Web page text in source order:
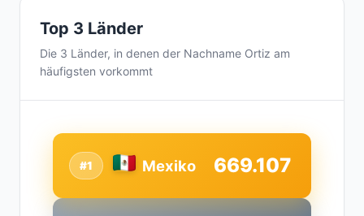
Top 3 Länder
Die 3 Länder, in denen der Nachname Ortiz am
häufigsten vorkommt
#1 Mexiko 669.107